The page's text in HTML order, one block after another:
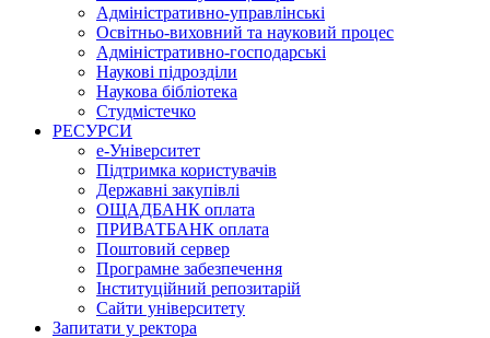
Адміністративно-управлінські
Освітньо-виховний та науковий процес
Адміністративно-господарські
Наукові підрозділи
Наукова бібліотека
Студмістечко
РЕСУРСИ
е-Університет
Підтримка користувачів
Державні закупівлі
ОЩАДБАНК оплата
ПРИВАТБАНК оплата
Поштовий сервер
Програмне забезпечення
Інституційний репозитарій
Сайти університету
Запитати у ректора